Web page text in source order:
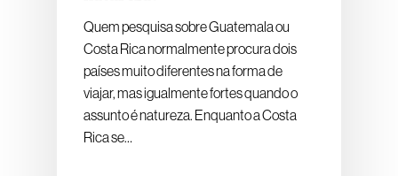
Quem pesquisa sobre Guatemala ou
Costa Rica normalmente procura dois
países muito diferentes na forma de
viajar, mas igualmente fortes quando o
assunto é natureza. Enquanto a Costa
Rica se…